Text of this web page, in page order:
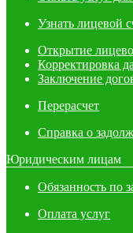
Узнать лицевой
Открытие
Корректировка
Заключение
Перерасчет
Справка о
Юридическим лицам
Обязанность по
Оплата услуг